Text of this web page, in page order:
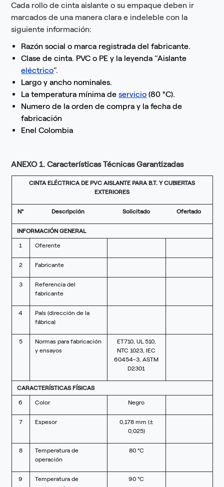
Cada rollo de cinta aislante o su empaque deben ir
marcados de una manera clara e indeleble con la
siguiente información:
Razón social o marca registrada del fabricante.
Clase de cinta. PVC o PE y la leyenda “Aislante
eléctrico”.
Largo y ancho nominales.
La temperatura mínima deservicio (80 °C).
Numero de la orden de compra y la fecha de
fabricación
Enel Colombia
ANEXO 1. Características Técnicas Garantizadas
CINTA ELÉCTRICA DE PVC AISLANTE PARA B.T. Y CUBIERTAS
EXTERIORES
N° Descripción Solicitado Ofertado
INFORMACIÓN GENERAL
1 Oferente
2 Fabricante
3
Referencia del
fabricante
4
País (dirección de la
fábrica)
5
Normas para fabricación
y ensayos
ET710, UL 510,
NTC 1023, IEC
60454-3, ASTM
D2301
CARACTERÍSTICAS FÍSICAS
6 Color Negro
7 Espesor
0,178 mm (±
0,025)
8
Temperatura de
operación
80 °C
9
Temperatura de
90 °C